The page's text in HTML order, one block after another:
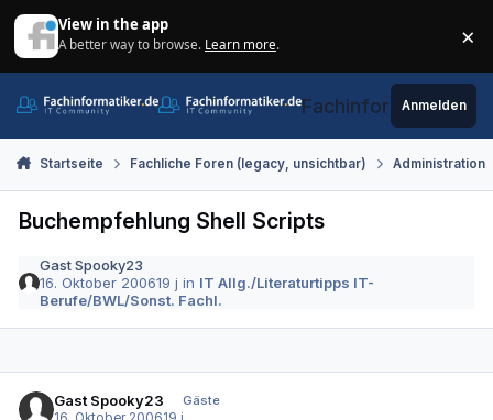
View in the app
A better way to browse. Learn more. ×
Fachinformatiker.de
Anmelden
Startseite Fachliche Foren (legacy, unsichtbar) Administration
Buchempfehlung Shell Scripts
Gast Spooky23
16. Oktober 200619 j in IT Allg./Literaturtipps IT-
Berufe/BWL/Sonst. Fachl.
Gast Spooky23
Gäste